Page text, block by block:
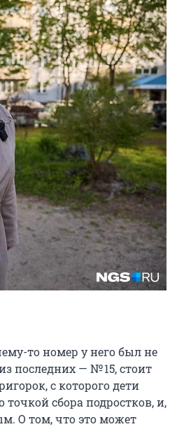
то номер у него был не
последних — № 15, стоит
с которого дети
сбора подростков, и,
О том, что это может